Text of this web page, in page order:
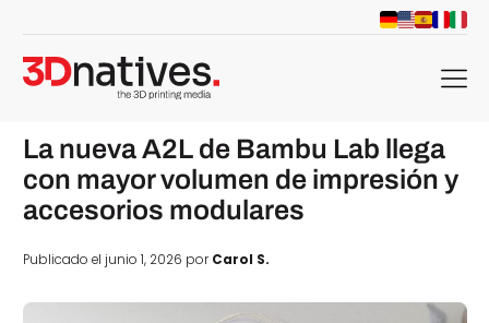
menu
La nueva A2L de Bambu Lab llega
con mayor volumen de impresión y
accesorios modulares
Publicado el junio 1, 2026 porCarol S.